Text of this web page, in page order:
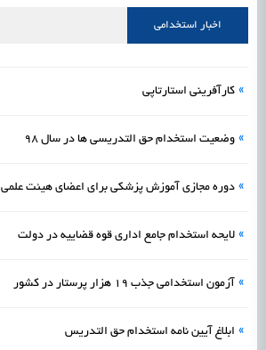
اشتغال و کارآفرینی
اخبار استخدامی
» کارآفرینی استارتاپی
» وضعیت استخدام حق التدریسی ها در سال 98
» دوره مجازی آموزش پزشکی برای اعضای هیئت علمی
» لایحه استخدام جامع اداری قوه قضاییه در دولت
» آزمون استخدامی جذب 19 هزار پرستار در کشور
» ابلاغ آیین نامه استخدام حق التدریس